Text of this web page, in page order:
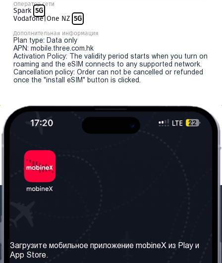
Оператор сети
Spark 5G
Vodafone|One NZ 5G
Дополнительная информация
Plan type: Data only
APN: mobile.three.com.hk
Activation Policy: The validity period starts when you turn on
roaming and the eSIM connects to any supported network.
Cancellation policy: Order can not be cancelled or refunded
once the "install eSIM" button is clicked.
Наши сервисы
Правила и Условия
Загрузите мобильное приложение mobineX из Play и
App Store.